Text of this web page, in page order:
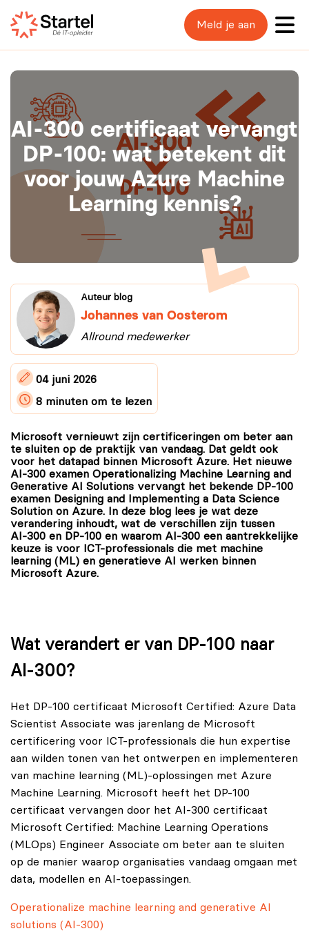
Meld je aan
AI‑300 certificaat vervangt
DP‑100: wat betekent dit
voor jouw Azure Machine
Learning kennis?
Auteur blog
Johannes van Oosterom
Allround medewerker
04 juni 2026
8 minuten om te lezen
Microsoft vernieuwt zijn certificeringen om beter aan
te sluiten op de praktijk van vandaag. Dat geldt ook
voor het datapad binnen Microsoft Azure. Het nieuwe
AI‑300 examen Operationalizing Machine Learning and
Generative AI Solutions vervangt het bekende DP‑100
examen Designing and Implementing a Data Science
Solution on Azure. In deze blog lees je wat deze
verandering inhoudt, wat de verschillen zijn tussen
AI‑300 en DP‑100 en waarom AI‑300 een aantrekkelijke
keuze is voor ICT-professionals die met machine
learning (ML) en generatieve AI werken binnen
Microsoft Azure.
Wat verandert er van DP‑100 naar
AI‑300?
Het DP‑100 certificaat Microsoft Certified: Azure Data
Scientist Associate was jarenlang de Microsoft
certificering voor ICT-professionals die hun expertise
aan wilden tonen van het ontwerpen en implementeren
van machine learning (ML)-oplossingen met Azure
Machine Learning. Microsoft heeft het DP-100
certificaat vervangen door het AI‑300 certificaat
Microsoft Certified: Machine Learning Operations
(MLOps) Engineer Associate om beter aan te sluiten
op de manier waarop organisaties vandaag omgaan met
data, modellen en AI-toepassingen.
Operationalize machine learning and generative AI
solutions (AI-300)